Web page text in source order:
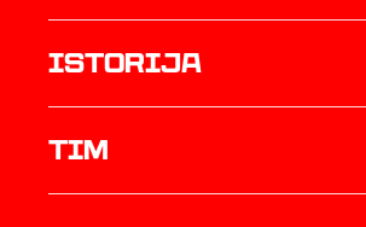
istorija
TIM